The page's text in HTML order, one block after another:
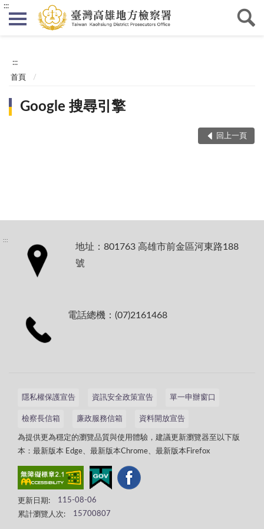
:::
:::
首頁
Google 搜尋引擎
回上一頁
:::
地址：801763 高雄市前金區河東路188
號
電話總機：(07)2161468
隱私權保護宣告 資訊安全政策宣告 單一申辦窗口
檢察長信箱 廉政服務信箱 資料開放宣告
為提供更為穩定的瀏覽品質與使用體驗，建議更新瀏覽器至以下版
本：最新版本 Edge、最新版本Chrome、最新版本Firefox
更新日期:
115-08-06
累計瀏覽人次:
15700807